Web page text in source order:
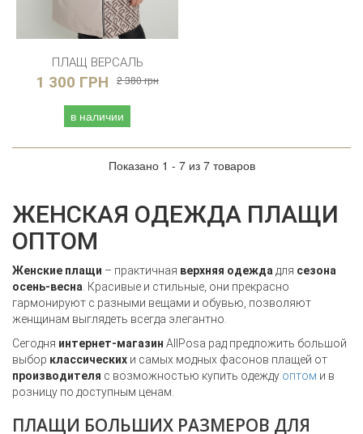
ПЛАЩ ВЕРСАЛЬ
1 300 ГРН 2 380 грн
в наличии
Показано 1 - 7 из 7 товаров
ЖЕНСКАЯ ОДЕЖДА ПЛАЩИ
ОПТОМ
Женские плащи – практичная верхняя одежда для сезона
осень-весна . Красивые и стильные, они прекрасно
гармонируют с разными вещами и обувью, позволяют
женщинам выглядеть всегда элегантно.
Сегодня интернет-магазин All Posa рад предложить большой
выбор классических и самых модных фасонов плащей от
производителя с возможностью купить одежду оптом и в
розницу по доступным ценам.
ПЛАЩИ БОЛЬШИХ РАЗМЕРОВ ДЛЯ